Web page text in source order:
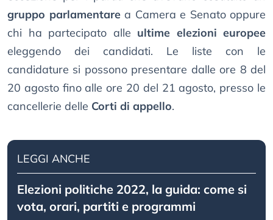
gruppo parlamentarea Camera e Senato oppure
chi ha partecipato alle ultime elezioni europee
eleggendo dei candidati. Le liste con le
candidature si possono presentare dalle ore 8 del
20 agosto fino alle ore 20 del 21 agosto, presso le
cancellerie delle Corti di appello.
LEGGI ANCHE
Elezioni politiche 2022, la guida: come si
vota, orari, partiti e programmi